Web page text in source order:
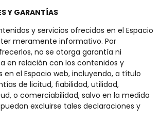
Y GARANTÍAS
y servicios ofrecidos en el Espacio
meramente informativo. Por
no se otorga garantía ni
en relación con los contenidos y
en el Espacio web, incluyendo, a título
de licitud, fiabilidad, utilidad,
o comerciabilidad, salvo en la medida
excluirse tales declaraciones y